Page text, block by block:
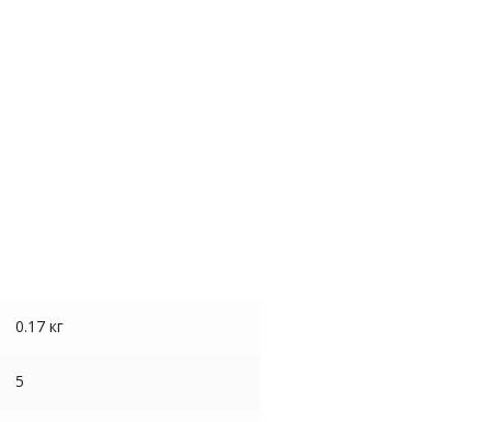
0.17 кг
5